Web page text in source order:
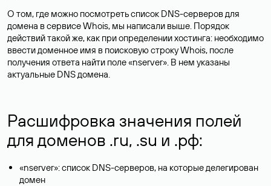
О том, где можно посмотреть список DNS-серверов для
домена в сервисе Whois, мы написали выше. Порядок
действий такой же, как при определении хостинга: необходимо
ввести доменное имя в поисковую строку Whois, после
получения ответа найти поле «nserver». В нем указаны
актуальные DNS домена.
Расшифровка значения полей
для доменов .ru, .su и .рф:
«nserver»: список DNS-серверов, на которые делегирован
домен